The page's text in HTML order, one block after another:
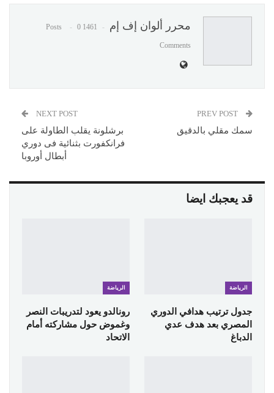
محرر ألوان إف إم 1461 Posts
0
Comments
سمك مقلي بالدقيق
NEXT POST
برشلونة يقلب الطاولة على
فرانكفورت بثنائية فى دوري
أبطال أوروبا
قد يعجبك ايضا
الرياضة
جدول ترتيب هدافي الدوري
المصري بعد هدف عدي
الدباغ
الرياضة
رونالدو يعود لتدريبات النصر
وغموض حول مشاركته أمام
الاتحاد